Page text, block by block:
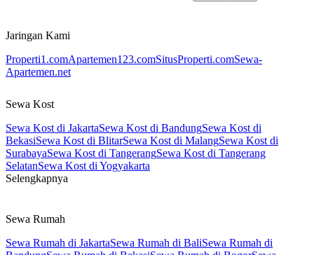
Jaringan Kami
Properti1.comApartemen123.comSitusProperti.comSewa-
Apartemen.net
Sewa Kost
Sewa Kost di JakartaSewa Kost di BandungSewa Kost di
BekasiSewa Kost di BlitarSewa Kost di MalangSewa Kost di
SurabayaSewa Kost di TangerangSewa Kost di Tangerang
SelatanSewa Kost di Yogyakarta
Selengkapnya
Sewa Rumah
Sewa Rumah di JakartaSewa Rumah di BaliSewa Rumah di